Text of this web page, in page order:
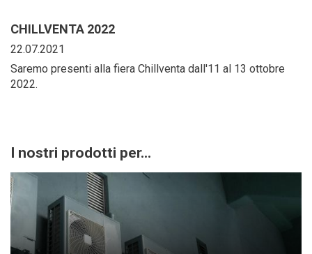
CHILLVENTA 2022
22.07.2021
Saremo presenti alla fiera Chillventa dall'11 al 13 ottobre
2022.
I nostri prodotti per...